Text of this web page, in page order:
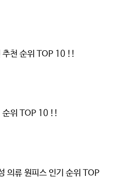
추천 순위 TOP 10 !!
순위 TOP 10 !!
의류 원피스 인기 순위 TOP